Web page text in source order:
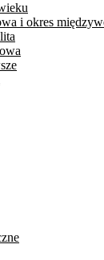
i okres